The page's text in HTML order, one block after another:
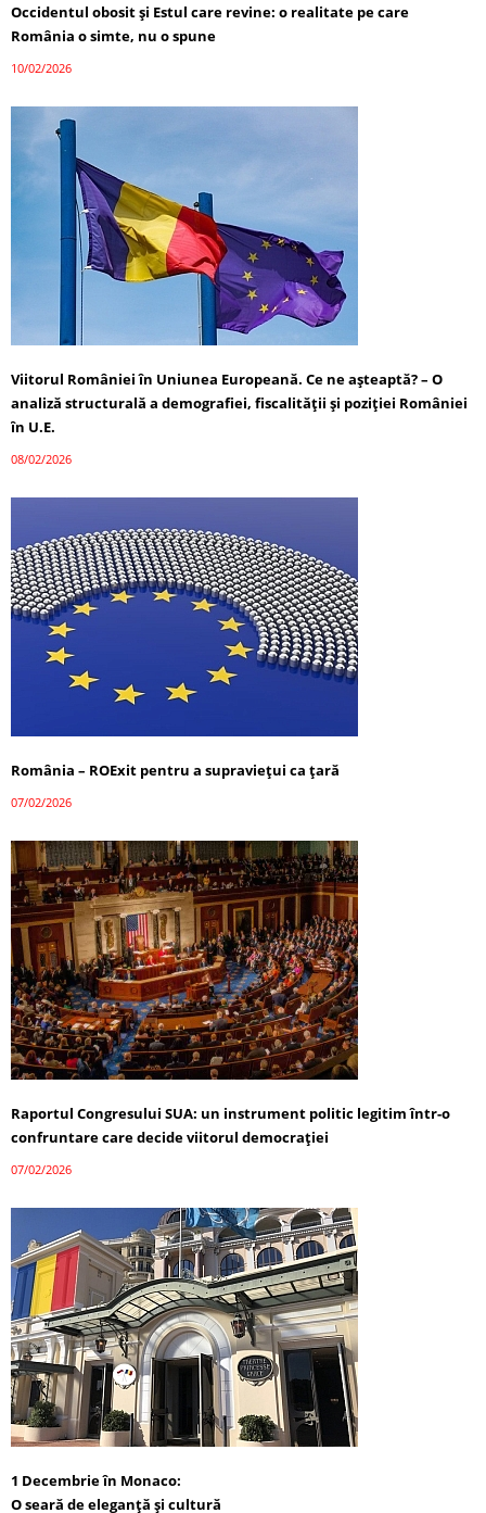
Occidentul obosit și Estul care revine: o realitate pe care
România o simte, nu o spune
10/02/2026
Viitorul României în Uniunea Europeană. Ce ne așteaptă? – O
analiză structurală a demografiei, fiscalității și poziției României
în U.E.
08/02/2026
România – ROExit pentru a supraviețui ca țară
07/02/2026
Raportul Congresului SUA: un instrument politic legitim într-o
confruntare care decide viitorul democrației
07/02/2026
1 Decembrie în Monaco:
O seară de eleganță și cultură